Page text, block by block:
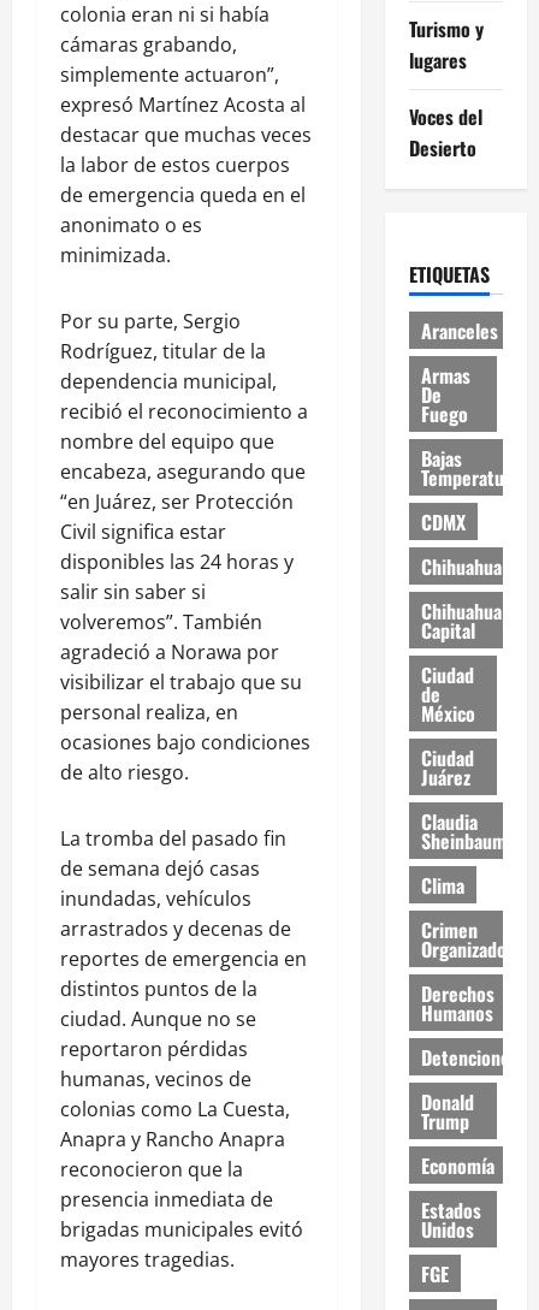
colonia eran ni si había
cámaras grabando,
simplemente actuaron”,
expresó Martínez Acosta al
destacar que muchas veces
la labor de estos cuerpos
de emergencia queda en el
anonimato o es
minimizada.
Por su parte, Sergio
Rodríguez, titular de la
dependencia municipal,
recibió el reconocimiento a
nombre del equipo que
encabeza, asegurando que
“en Juárez, ser Protección
Civil significa estar
disponibles las 24 horas y
salir sin saber si
volveremos”. También
agradeció a Norawa por
visibilizar el trabajo que su
personal realiza, en
ocasiones bajo condiciones
de alto riesgo.
La tromba del pasado fin
de semana dejó casas
inundadas, vehículos
arrastrados y decenas de
reportes de emergencia en
distintos puntos de la
ciudad. Aunque no se
reportaron pérdidas
humanas, vecinos de
colonias como La Cuesta,
Anapra y Rancho Anapra
reconocieron que la
presencia inmediata de
brigadas municipales evitó
mayores tragedias.
Turismo y
lugares
Voces del
Desierto
ETIQUETAS
Aranceles
Armas
De
Fuego
Bajas
Temperaturas
CDMX
Chihuahua
Chihuahua
Capital
Ciudad
de
México
Ciudad
Juárez
Claudia
Sheinbaum
Clima
Crimen
Organizado
Derechos
Humanos
Detenciones
Donald
Trump
Economía
Estados
Unidos
FGE